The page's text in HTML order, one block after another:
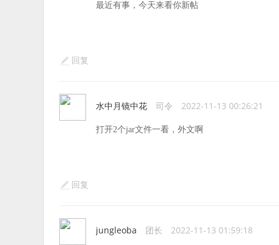
最近有事，今天来看你新帖
回复
水中月镜中花 司令 2022-11-13 00:26:21
打开2个jar文件一看，外文啊
回复
jungleoba 团长 2022-11-13 01:59:18